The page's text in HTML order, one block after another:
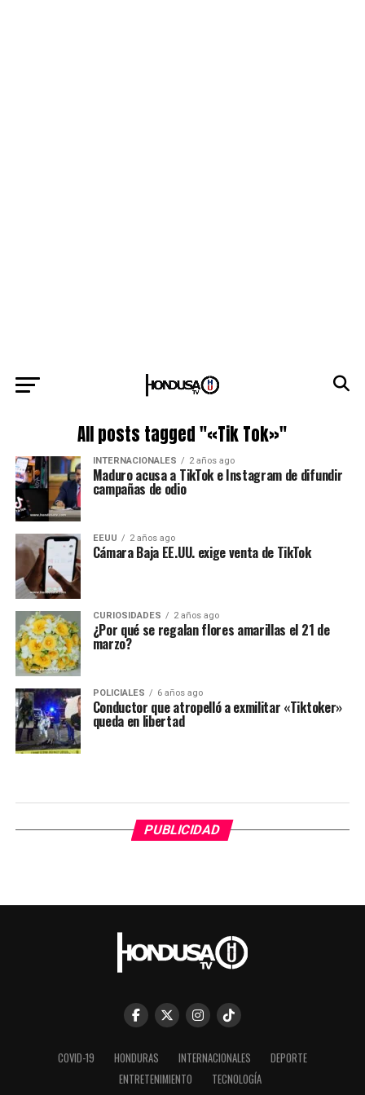
All posts tagged "«Tik Tok»"
INTERNACIONALES 2 años ago
Maduro acusa a TikTok e Instagram de difundir
campañas de odio
EEUU 2 años ago
Cámara Baja EE.UU. exige venta de TikTok
CURIOSIDADES 2 años ago
¿Por qué se regalan flores amarillas el 21 de
marzo?
POLICIALES 6 años ago
Conductor que atropelló a exmilitar «Tiktoker»
queda en libertad
PUBLICIDAD
COVID-19 HONDURAS INTERNACIONALES
DEPORTE
ENTRETENIMIENTO
TECNOLOGÍA